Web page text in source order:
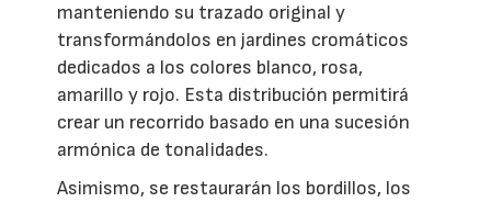
manteniendo su trazado original y
transformándolos en jardines cromáticos
dedicados a los colores blanco, rosa,
amarillo y rojo. Esta distribución permitirá
crear un recorrido basado en una sucesión
armónica de tonalidades.
Asimismo, se restaurarán los bordillos, los